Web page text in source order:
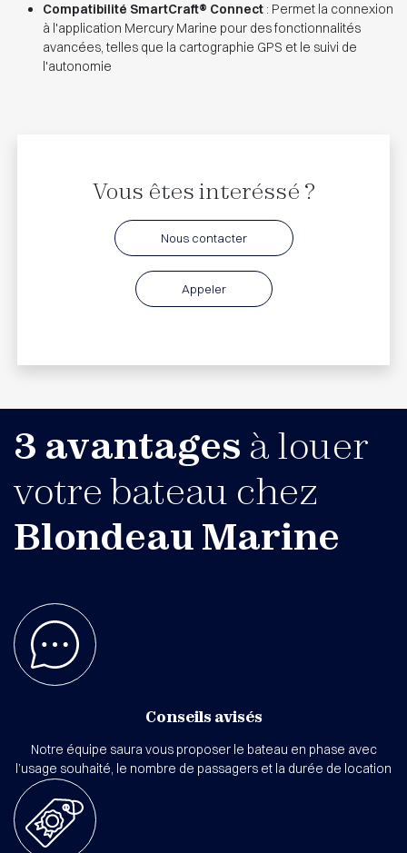
Compatibilité SmartCraft® Connect : Permet la connexion
à l'application Mercury Marine pour des fonctionnalités
avancées, telles que la cartographie GPS et le suivi de
l'autonomie
Vous êtes interéssé ?
Nous contacter
Appeler
3 avantages à louer
votre bateau chez
Blondeau Marine
Conseils avisés
Notre équipe saura vous proposer le bateau en phase avec
l’usage souhaité, le nombre de passagers et la durée de location